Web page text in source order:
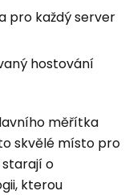
pro každý server
hostování
měřítka
skvělé místo pro
o
kterou